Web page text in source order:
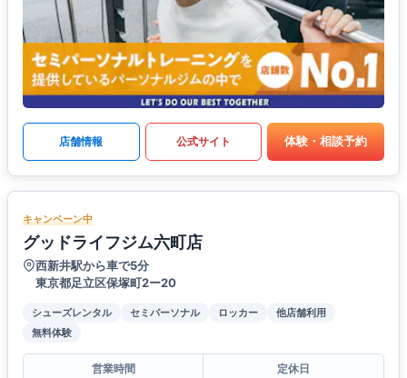
店舗情報 公式サイト 体験・相談予約
キャンペーン中
グッドライフジム六町店
西新井駅から車で5分
東京都足立区保塚町2ー20
シューズレンタル セミパーソナル ロッカー
他店舗利用
無料体験
営業時間
定休日